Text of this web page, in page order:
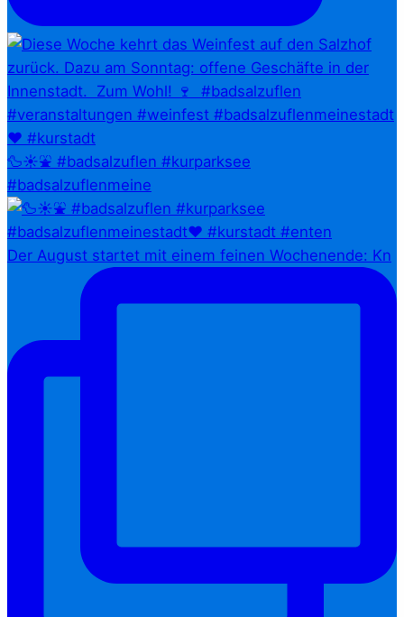
🦆☀️⛲ #badsalzuflen #kurparksee
#badsalzuflenmeine
Der August startet mit einem feinen Wochenende: Kn